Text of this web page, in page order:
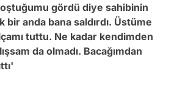
gördü diye sahibinin
bir anda bana saldırdı. Üstüme
tuttu. Ne kadar kendimden
da olmadı. Bacağımdan